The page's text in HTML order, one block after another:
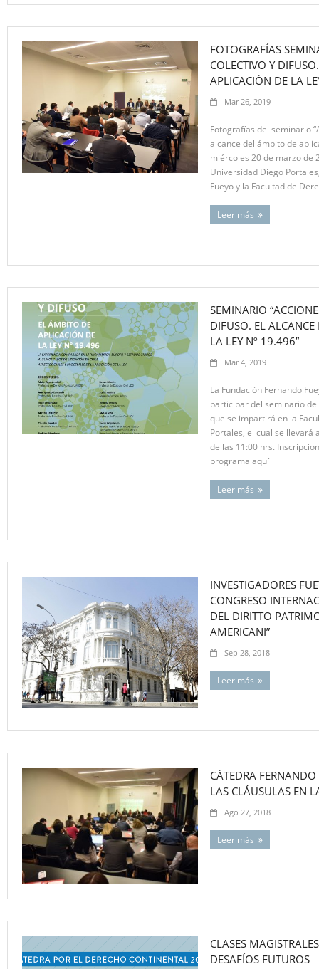
FOTOGRAFÍAS
COLECTIVO Y
APLICACIÓN DE LA
Mar 26, 2019
Fotografías del seminario
alcance del ámbito de
miércoles 20 de marzo de
Universidad Diego
Fueyo y la Facultad de
Leer más
SEMINARIO
DIFUSO. EL
LA LEY Nº 19.496”
Mar 4, 2019
La Fundación Fernando
participar del seminario
que se impartirá en la
Portales, el cual se llevará
de las 11:00 hrs.
programa aquí
Leer más
INVESTIGADORES
CONGRESO
DEL DIRITTO
AMERICANI”
Sep 28, 2018
Leer más
CÁTEDRA
LAS CLÁUSULAS EN
Ago 27, 2018
Leer más
CLASES
DESAFÍOS FUTUROS